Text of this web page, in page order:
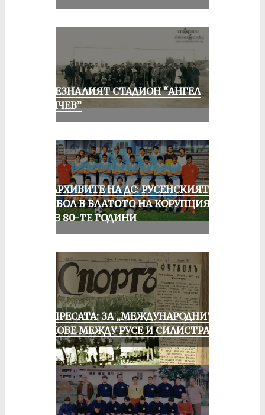
ИЗЧЕЗНАЛИЯТ СТАДИОН “АНГЕЛ
КЪНЧЕВ”
ИЗ АРХИВИТЕ НА ДС: РУСЕНСКИЯТ
ФУТБОЛ В БЛАТОТО НА КОРУПЦИЯТА
ПРЕЗ 80-ТЕ ГОДИНИ
ОТ ПРЕСАТА: ЗА „МЕЖДУНАРОДНИТЕ“
МАЧОВЕ МЕЖДУ РУСЕ И СИЛИСТРА